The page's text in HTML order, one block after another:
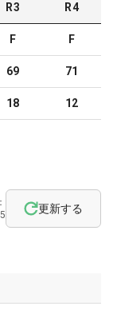
R3 R4
F F
69 71
18 12
更新する